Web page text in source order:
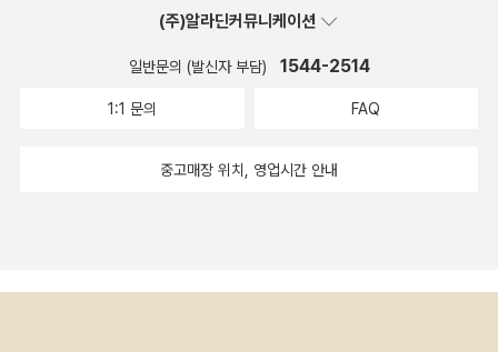
(주)알라딘커뮤니케이션
일반문의 (발신자 부담) 1544-2514
1:1 문의 FAQ
중고매장 위치, 영업시간 안내